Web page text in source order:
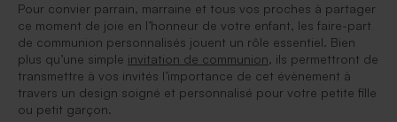
Pour convier parrain, marraine et tous vos proches à partager
ce moment de joie en l’honneur de votre enfant, les faire-part
de communion personnalisés jouent un rôle essentiel. Bien
plus qu’une simple invitation de communion, ils permettront de
transmettre à vos invités l’importance de cet évènement à
travers un design soigné et personnalisé pour votre petite fille
ou petit garçon.